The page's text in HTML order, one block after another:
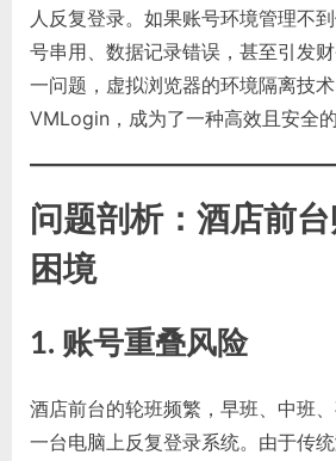
人反复登录。如果账号环境管理不
号串用、数据记录错误，甚至引发
一问题，虚拟浏览器的环境隔离技
VMLogin，成为了一种高效且安全的
问题剖析：酒店前
困境
1. 账号重叠风险
酒店前台的轮班频繁，早班、中班
一台电脑上反复登录系统。由于传